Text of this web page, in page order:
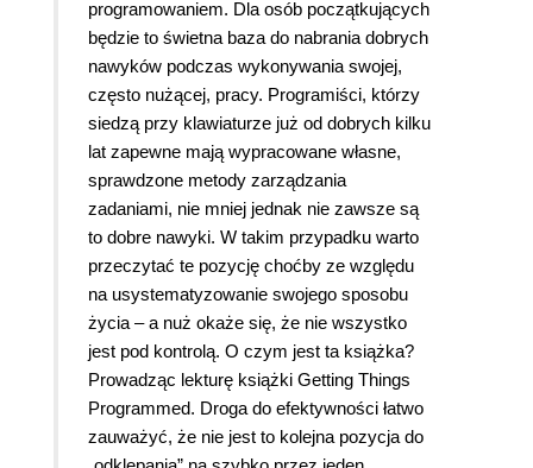
programowaniem. Dla osób początkujących
będzie to świetna baza do nabrania dobrych
nawyków podczas wykonywania swojej,
często nużącej, pracy. Programiści, którzy
siedzą przy klawiaturze już od dobrych kilku
lat zapewne mają wypracowane własne,
sprawdzone metody zarządzania
zadaniami, nie mniej jednak nie zawsze są
to dobre nawyki. W takim przypadku warto
przeczytać te pozycję choćby ze względu
na usystematyzowanie swojego sposobu
życia – a nuż okaże się, że nie wszystko
jest pod kontrolą. O czym jest ta książka?
Prowadząc lekturę książki Getting Things
Programmed. Droga do efektywności łatwo
zauważyć, że nie jest to kolejna pozycja do